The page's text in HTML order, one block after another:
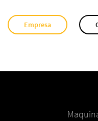
Empresa